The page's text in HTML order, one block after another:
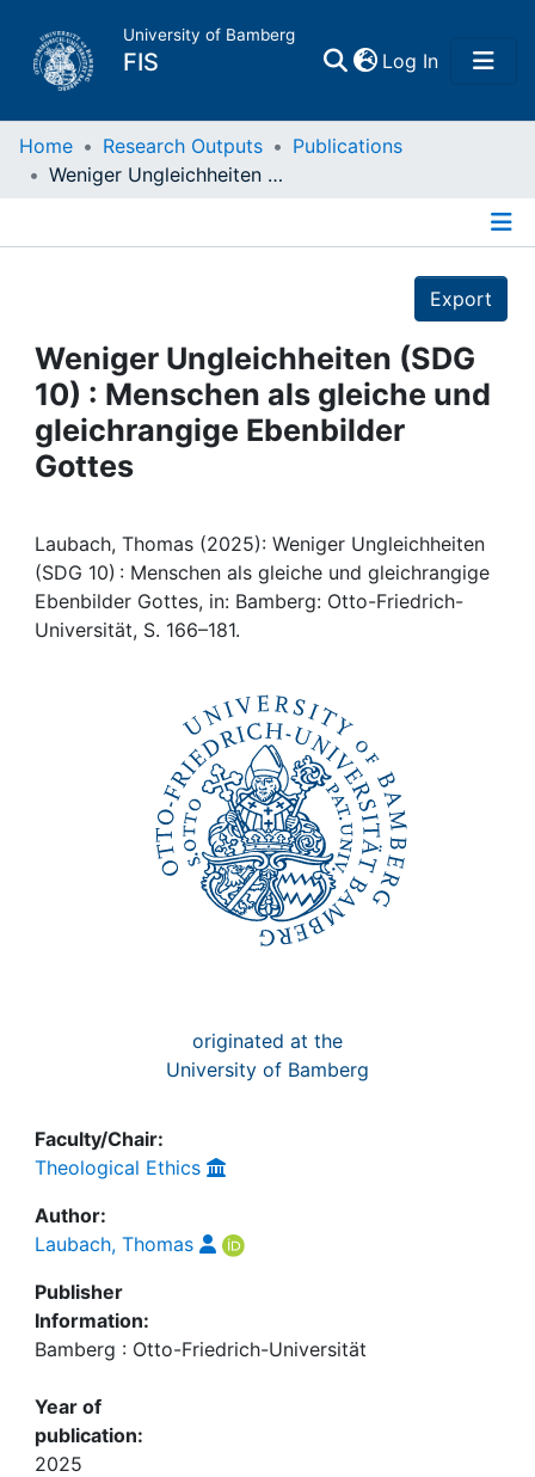
University of Bamberg
FIS Log In(current)
Home
Projects
People
Institutions
Awards
My FIS
Home Research Outputs
Publications
Weniger Ungleichheiten (SDG 10) : Menschen als gleiche und gleichrangige Ebenbilder Gottes
Export
Weniger Ungleichheiten (SDG
10) : Menschen als gleiche und
gleichrangige Ebenbilder
Gottes
Laubach, Thomas (2025): Weniger Ungleichheiten
(SDG 10) : Menschen als gleiche und gleichrangige
Ebenbilder Gottes, in: Bamberg: Otto-Friedrich-
Universität, S. 166–181.
originated at the
University of Bamberg
Faculty/Chair:
Theological Ethics
Author:
Laubach, Thomas
Publisher
Information:
Bamberg : Otto-Friedrich-Universität
Year of
publication:
2025